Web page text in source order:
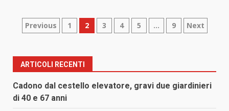
Paginazione
articoli
Previous 1 2 3 4 5 … 9 Next
ARTICOLI RECENTI
Cadono dal cestello elevatore, gravi due giardinieri
di 40 e 67 anni